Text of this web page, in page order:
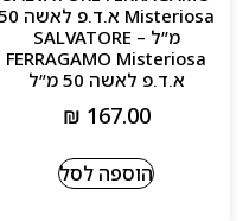
Misteriosa א.ד.פ לאשה 50
מ”ל – SALVATORE
FERRAGAMO Misteriosa
א.ד.פ לאשה 50 מ”ל
₪ 167.00
הוספה לסל